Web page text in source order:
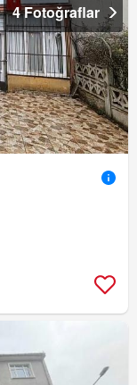
4 Fotoğraflar